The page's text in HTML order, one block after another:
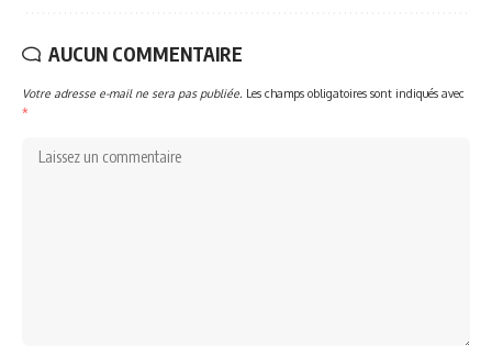
AUCUN COMMENTAIRE
Votre adresse e-mail ne sera pas publiée. Les champs obligatoires sont indiqués avec
*